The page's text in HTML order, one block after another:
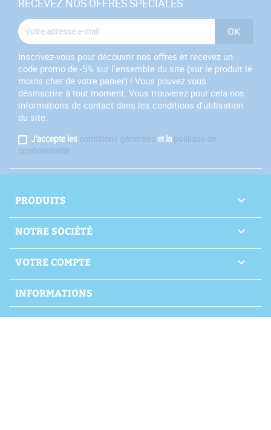
RECEVEZ NOS OFFRES SPÉCIALES
Inscrivez-vous pour découvrir nos offres et recevez un
code promo de -5% sur l'ensemble du site (sur le produit le
moins cher de votre panier) ! Vous pouvez vous
désinscrire à tout moment. Vous trouverez pour cela nos
informations de contact dans les conditions d'utilisation
du site.
J'accepte les et la
PRODUITS 
NOTRE SOCIÉTÉ 
VOTRE COMPTE 
INFORMATIONS